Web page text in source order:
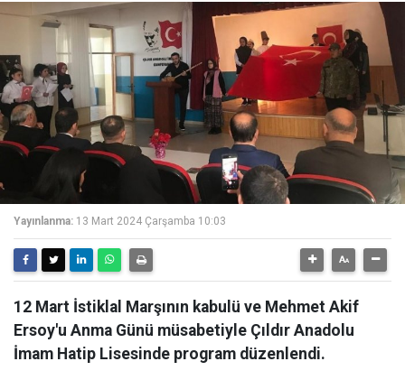
Yayınlanma: 13 Mart 2024 Çarşamba 10:03
12 Mart İstiklal Marşının kabulü ve Mehmet Akif
Ersoy'u Anma Günü müsabetiyle Çıldır Anadolu
İmam Hatip Lisesinde program düzenlendi.